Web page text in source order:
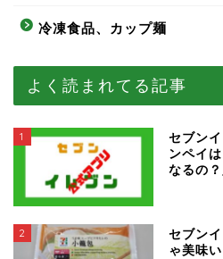
冷凍食品、カップ麺
よく読まれてる記事
1
セブン
ンペイ
なるの？
2
セブン
ゃ美味